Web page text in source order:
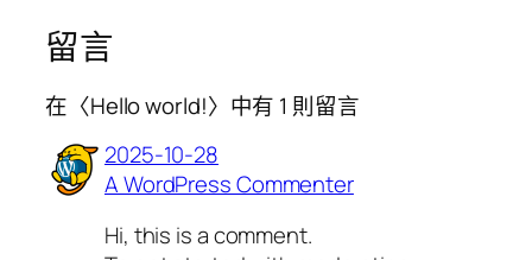
留言
在〈Hello world!〉中有 1 則留言
2025-10-28
A WordPress Commenter
Hi, this is a comment.